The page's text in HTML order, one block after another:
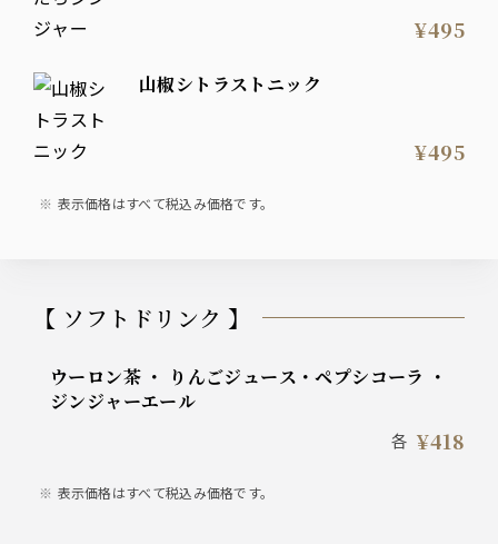
¥495
山椒シトラストニック
¥495
表示価格はすべて税込み価格です。
【 ソフトドリンク 】
ウーロン茶 ・ りんごジュース・ペプシコーラ ・
ジンジャーエール
各 ¥418
表示価格はすべて税込み価格です。